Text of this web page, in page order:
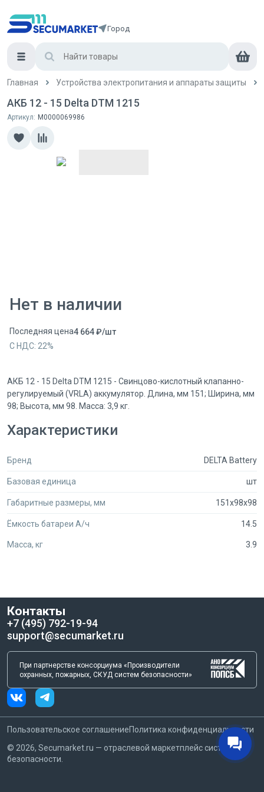
Город
Главная Устройства электропитания и аппараты защиты
АКБ 12 - 15 Delta DTM 1215
Артикул: М0000069986
Нет в наличии
Последняя цена4 664₽/шт
С НДС: 22%
АКБ 12 - 15 Delta DTM 1215 - Свинцово-кислотный клапанно-
регулируемый (VRLA) аккумулятор. Длина, мм 151; Ширина, мм
98; Высота, мм 98. Масса: 3,9 кг.
Характеристики
Бренд DELTA Battery
Базовая единица шт
Габаритные размеры, мм 151x98x98
Ёмкость батареи А/ч 14.5
Масса, кг 3.9
Контакты
+7 (495) 792-19-94
support@secumarket.ru
При партнерстве консорциума «Производители
охранных, пожарных, СКУД систем безопасности»
Пользовательское соглашениеПолитика конфиденциальности
© 2026, Secumarket.ru — отраслевой маркетплейс систем
безопасности.